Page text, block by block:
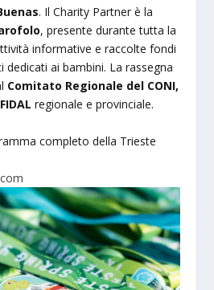
. Il Charity Partner è la
, presente durante tutta la
informative e raccolte fondi
ai bambini. La rassegna
Comitato Regionale del CONI,
regionale e provinciale.
completo della Trieste